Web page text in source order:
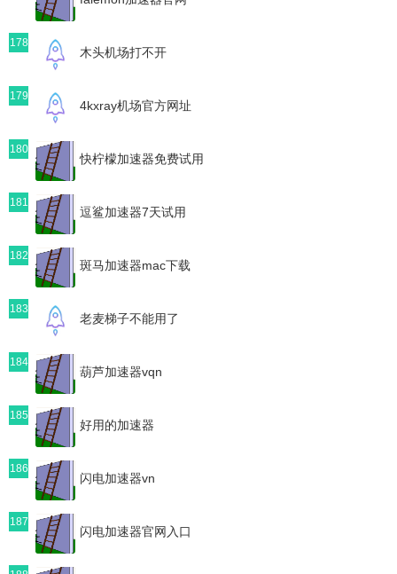
178
木头机场打不开
179
4kxray机场官方网址
180
快柠檬加速器免费试用
181
逗鲨加速器7天试用
182
斑马加速器mac下载
183
老麦梯子不能用了
184
葫芦加速器vqn
185
好用的加速器
186
闪电加速器vn
187
闪电加速器官网入口